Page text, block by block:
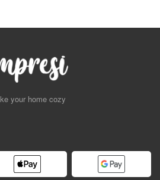
your home cozy